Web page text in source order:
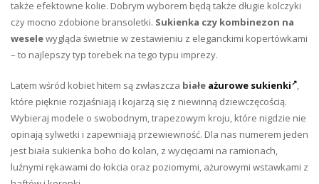
także efektowne kolie. Dobrym wyborem będą także długie kolczyki
czy mocno zdobione bransoletki. Sukienka czy kombinezon na
weselewygląda świetnie w zestawieniu z eleganckimi kopertówkami
– to najlepszy typ torebek na tego typu imprezy.
Latem wśród kobiet hitem są zwłaszcza białe ażurowe sukienki ,
które pięknie rozjaśniają i kojarzą się z niewinną dziewczęcością.
Wybieraj modele o swobodnym, trapezowym kroju, które nigdzie nie
opinają sylwetki i zapewniają przewiewność. Dla nas numerem jeden
jest biała sukienka boho do kolan, z wycięciami na ramionach,
luźnymi rękawami do łokcia oraz poziomymi, ażurowymi wstawkami z